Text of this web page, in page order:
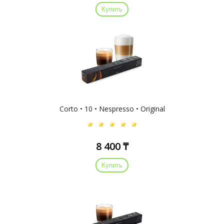
Купить
Corto • 10 • Nespresso • Original
8 400 ₸
Купить